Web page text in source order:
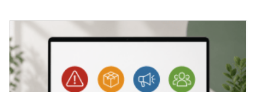
14.15 Gruppenprojekt KI-
Implementierung:
Umsetzungsplans
Fokus auf Zusammenarbeit